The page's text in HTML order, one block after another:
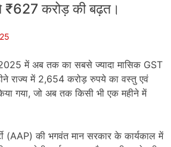
₹627 करोड़ की बढ़त।
में अब तक का सबसे ज्यादा मासिक GST
राज्य में 2,654 करोड़ रुपये का वस्तु एवं
गया, जो अब तक किसी भी एक महीने में
(AAP) की भगवंत मान सरकार के कार्यकाल में